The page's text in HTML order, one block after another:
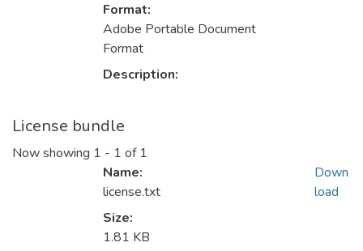
Format:
Adobe Portable Document
Format
Description:
License bundle
Now showing 1 - 1 of 1
Name:
license.txt
Size:
1.81 KB
Down
load